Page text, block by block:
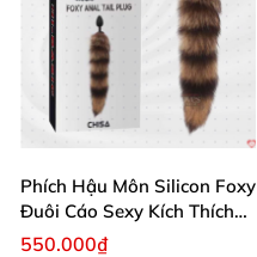
Phích Hậu Môn Silicon Foxy
Đuôi Cáo Sexy Kích Thích
Đỉnh Cao
550.000₫